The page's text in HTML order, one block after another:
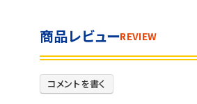
商品レビューREVIEW
コメントを書く